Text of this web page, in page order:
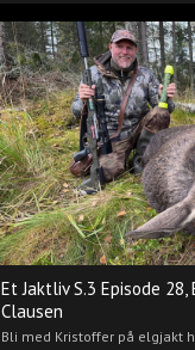
Et Jaktliv S.3 Episode
Clausen
Bli med Kristoffer på elgjakt